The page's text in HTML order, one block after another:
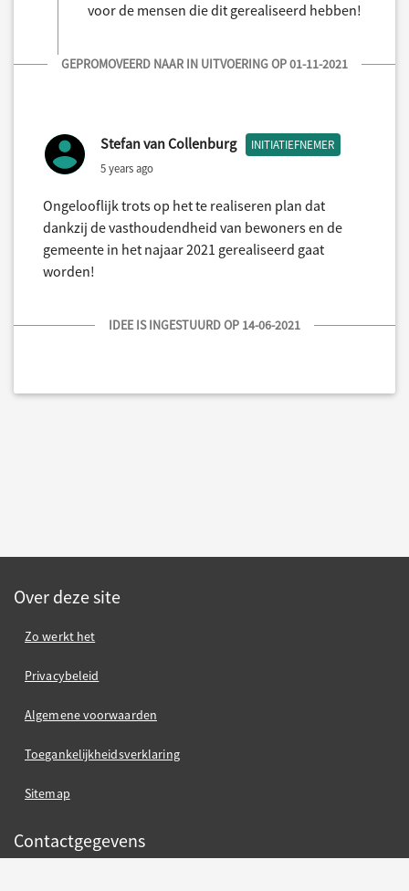
voor de mensen die dit gerealiseerd hebben!
GEPROMOVEERD NAAR IN UITVOERING OP 01-11-2021
Stefan van Collenburg INITIATIEFNEMER
5 years ago
Ongelooflijk trots op het te realiseren plan dat
dankzij de vasthoudendheid van bewoners en de
gemeente in het najaar 2021 gerealiseerd gaat
worden!
IDEE IS INGESTUURD OP 14-06-2021
Over deze site
Zo werkt het
Privacybeleid
Algemene voorwaarden
Toegankelijkheidsverklaring
Sitemap
Contactgegevens